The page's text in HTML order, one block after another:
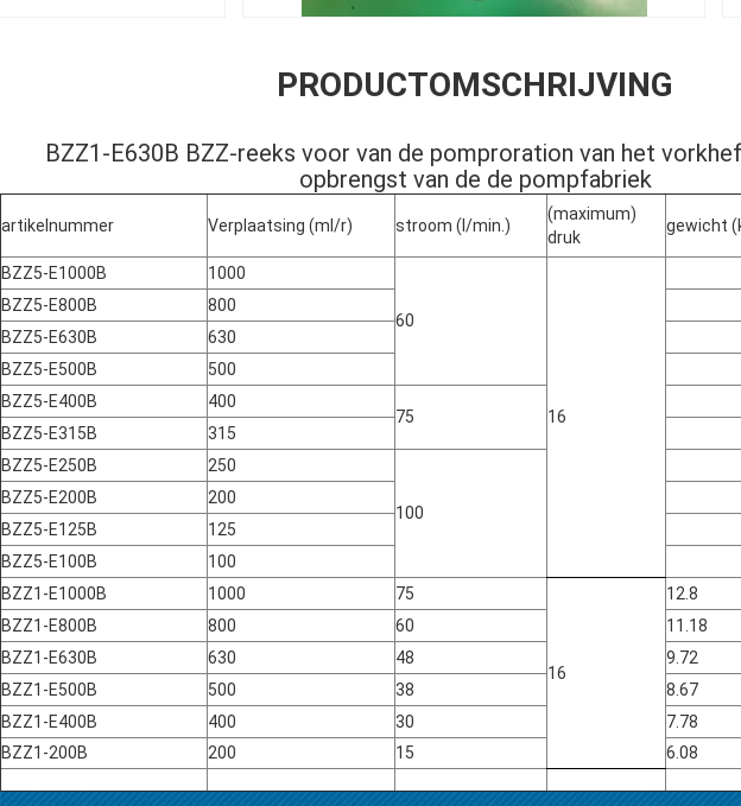
PRODUCTOMSCHRIJVING
BZZ1-E630B BZZ-reeks voor van de pomproration van het
opbrengst van de de pompfabriek
artikelnummer Verplaatsing (ml/r) stroom (l/min.)
(maximum)
druk
gewicht
BZZ5-E1000B 1000
60
16
BZZ5-E800B
800
BZZ5-E630B
630
BZZ5-E500B
500
BZZ5-E400B
400
75
BZZ5-E315B
315
BZZ5-E250B
250
100
BZZ5-E200B
200
BZZ5-E125B
125
BZZ5-E100B
100
BZZ1-E1000B
1000 75
16
12.8
BZZ1-E800B
800 60
11.18
BZZ1-E630B
630 48
9.72
BZZ1-E500B
500 38
8.67
BZZ1-E400B
400 30
7.78
BZZ1-200B
200 15 6.08